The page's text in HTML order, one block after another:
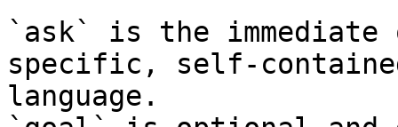
`ask` is the
specific, self-
language.